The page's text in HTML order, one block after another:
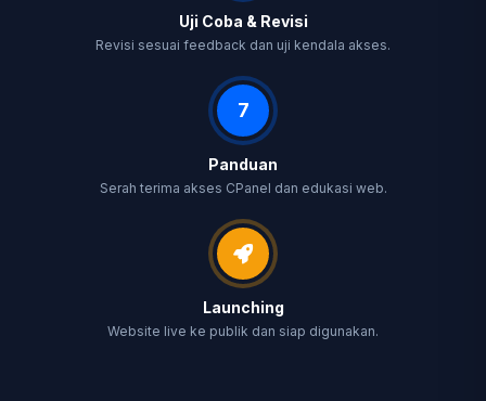
Uji Coba & Revisi
Revisi sesuai feedback dan uji kendala akses.
7
Panduan
Serah terima akses CPanel dan edukasi web.
Launching
Website live ke publik dan siap digunakan.